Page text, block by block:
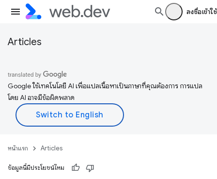
ลงชื่อเข้าใช้
Articles
Google ใช้เทคโนโลยี AI เพื่อแปลเนื้อหาเป็นภาษาที่คุณต้องการ การแปล
โดย AI อาจมีข้อผิดพลาด
หน้าแรก Articles
ข้อมูลนี้มีประโยชน์ไหม